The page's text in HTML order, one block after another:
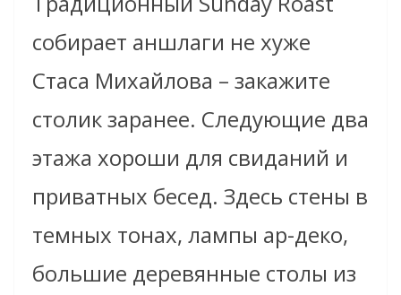
собирает аншлаги не хуже
Стаса Михайлова – закажите
столик заранее. Следующие два
этажа хороши для свиданий и
приватных бесед. Здесь стены в
темных тонах, лампы ар-деко,
большие деревянные столы из